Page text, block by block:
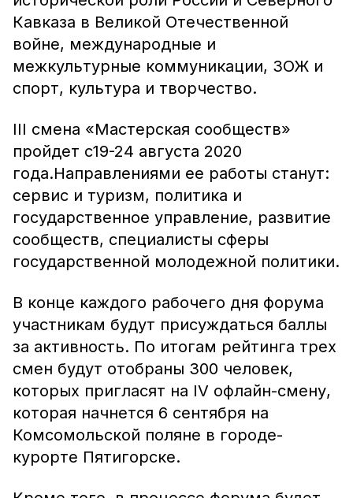
Кавказа в Великой Отечественной
войне, международные и
межкультурные коммуникации, ЗОЖ и
спорт, культура и творчество.
III смена «Мастерская сообществ»
пройдет с19-24 августа 2020
года.Направлениями ее работы станут:
сервис и туризм, политика и
государственное управление, развитие
сообществ, специалисты сферы
государственной молодежной политики.
В конце каждого рабочего дня форума
участникам будут присуждаться баллы
за активность. По итогам рейтинга трех
смен будут отобраны 300 человек,
которых пригласят на IV офлайн-смену,
которая начнется 6 сентября на
Комсомольской поляне в городе-
курорте Пятигорске.